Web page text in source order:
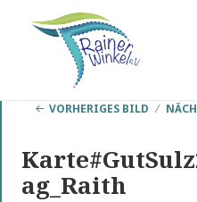
Rainer Winkel
VORHERIGES BILD
ag_Raith